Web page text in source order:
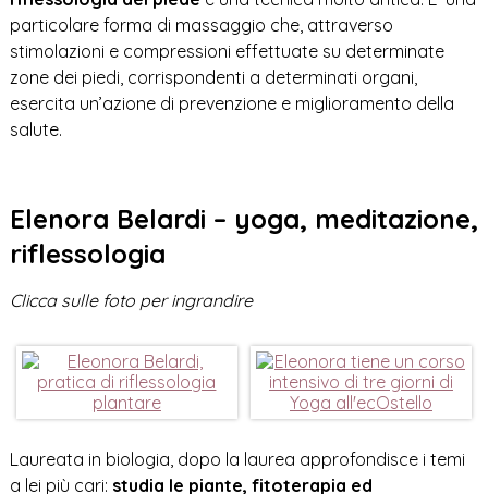
particolare forma di massaggio che, attraverso
stimolazioni e compressioni effettuate su determinate
zone dei piedi, corrispondenti a determinati organi,
esercita un’azione di prevenzione e miglioramento della
salute.
Elenora Belardi – yoga, meditazione,
riflessologia
Clicca sulle foto per ingrandire
Laureata in biologia, dopo la laurea approfondisce i temi
a lei più cari: studia le piante, fitoterapia ed